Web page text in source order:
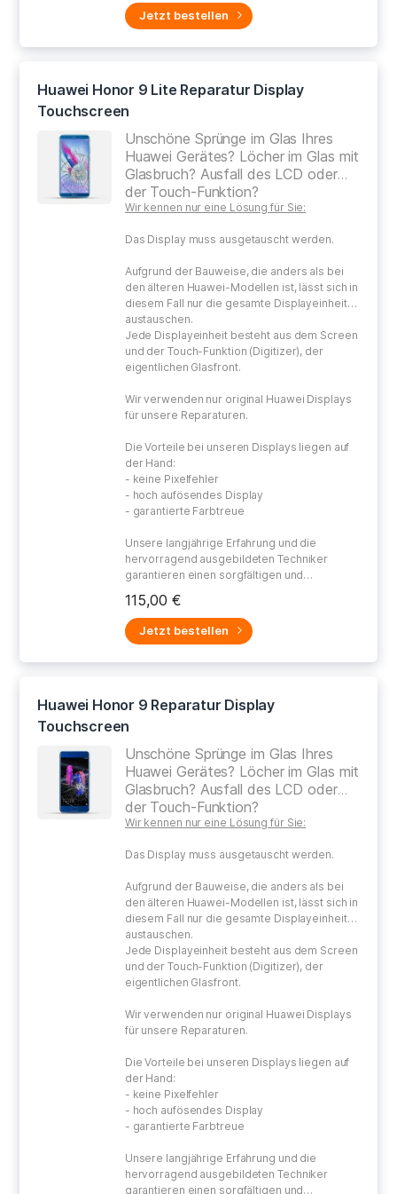
Jetzt bestellen
Huawei Honor 9 Lite Reparatur Display
Touchscreen
Unschöne Sprünge im Glas Ihres
Huawei Gerätes? Löcher im Glas mit
Glasbruch? Ausfall des LCD oder
der Touch-Funktion?
Wir kennen nur eine Lösung für Sie:
Das Display muss ausgetauscht werden.
Aufgrund der Bauweise, die anders als bei
den älteren Huawei-Modellen ist, lässt sich in
diesem Fall nur die gesamte Displayeinheit
austauschen.
Jede Displayeinheit besteht aus dem Screen
und der Touch-Funktion (Digitizer), der
eigentlichen Glasfront.
Wir verwenden nur original Huawei Displays
für unsere Reparaturen.
Die Vorteile bei unseren Displays liegen auf
der Hand:
- keine Pixelfehler
- hoch aufösendes Display
- garantierte Farbtreue
Unsere langjährige Erfahrung und die
hervorragend ausgebildeten Techniker
garantieren einen sorgfältigen und
Ihres defekten Gerätes.
115,00 €
Jetzt bestellen
Huawei Honor 9 Reparatur Display
Touchscreen
Unschöne Sprünge im Glas Ihres
Huawei Gerätes? Löcher im Glas mit
Glasbruch? Ausfall des LCD oder
der Touch-Funktion?
Wir kennen nur eine Lösung für Sie:
Das Display muss ausgetauscht werden.
Aufgrund der Bauweise, die anders als bei
den älteren Huawei-Modellen ist, lässt sich in
diesem Fall nur die gesamte Displayeinheit
austauschen.
Jede Displayeinheit besteht aus dem Screen
und der Touch-Funktion (Digitizer), der
eigentlichen Glasfront.
Wir verwenden nur original Huawei Displays
für unsere Reparaturen.
Die Vorteile bei unseren Displays liegen auf
der Hand:
- keine Pixelfehler
- hoch aufösendes Display
- garantierte Farbtreue
Unsere langjährige Erfahrung und die
hervorragend ausgebildeten Techniker
garantieren einen sorgfältigen und